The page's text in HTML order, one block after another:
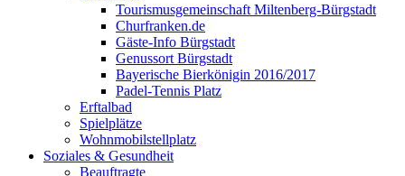
Tourismusgemeinschaft Miltenberg-Bürgstadt
Churfranken.de
Gäste-Info Bürgstadt
Genussort Bürgstadt
Bayerische Bierkönigin 2016/2017
Padel-Tennis Platz
Erftalbad
Spielplätze
Wohnmobilstellplatz
Soziales & Gesundheit
Beauftragte